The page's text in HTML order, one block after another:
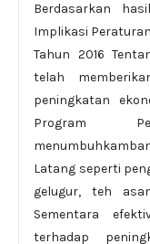
Berdasarkan
Implikasi
Tahun 2016
telah
peningkatan
Program
Latang seperti
gelugur, teh
Sementara
terhadap